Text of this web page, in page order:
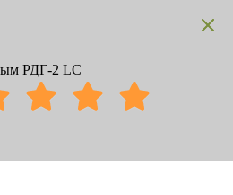
РДГ-2 LC